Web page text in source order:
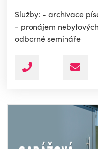
Služby: - archivace
- pronájem
odborné semináře